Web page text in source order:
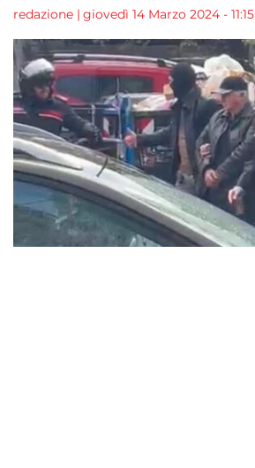
redazione | giovedì 14 Marzo 2024 - 11:15